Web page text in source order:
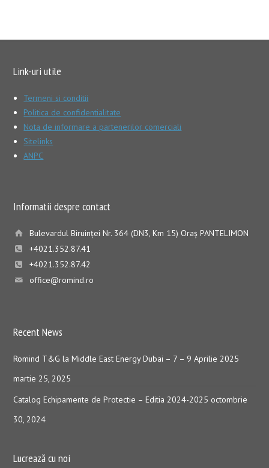
Link-uri utile
Termeni si conditii
Politica de confidentialitate
Nota de informare a partenerilor comerciali
Sitelinks
ANPC
Informatii despre contact
Bulevardul Biruinţei Nr. 364 (DN3, Km 15) Oraş PANTELIMON
+4021.352.87.41
+4021.352.87.42
office@romind.ro
Recent News
Romind T&G la Middle East Energy Dubai – 7 – 9 Aprilie 2025
martie 25, 2025
Catalog Echipamente de Protectie – Editia 2024-2025 octombrie
30, 2024
Lucrează cu noi